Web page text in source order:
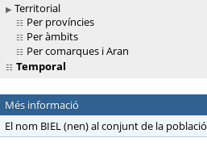
Territorial
Per províncies
Per àmbits
Per comarques i Aran
Temporal
Més informació
El nom BIEL (nen) al conjunt de la població